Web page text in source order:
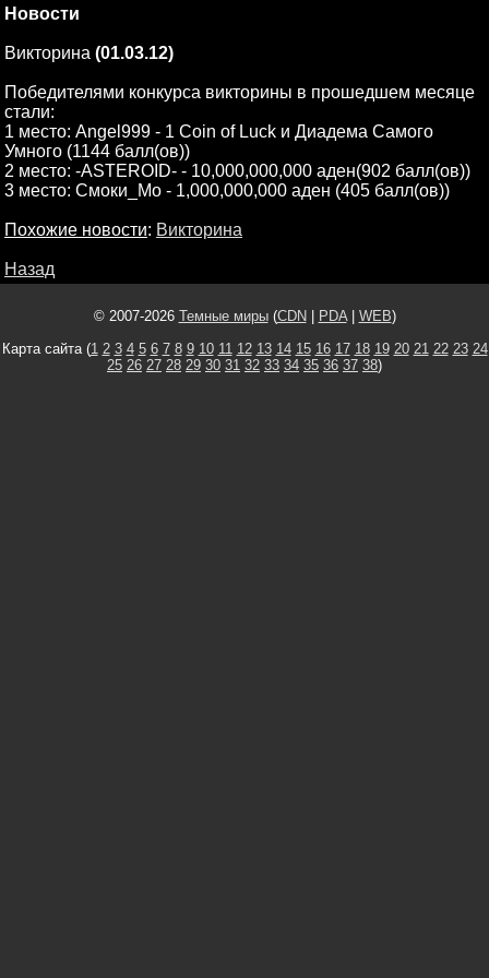
Новости
Викторина (01.03.12)
Победителями конкурса викторины в прошедшем месяце
стали:
1 место: Angel999 - 1 Coin of Luck и Диадема Самого
Умного (1144 балл(ов))
2 место: -ASTEROID- - 10,000,000,000 аден(902 балл(ов))
3 место: Смоки_Мо - 1,000,000,000 аден (405 балл(ов))
Похожие новости: Викторина
Назад
© 2007-2026 Темные миры(CDN PDA| WEB)
Карта сайта (1 2 3 4 5 6 7 8 9 10 11 12 13 14 15 16 17 18 19 20 21 22 23 24
25 26 27 28 29 30 31 32 33 34 35 36 37 38)